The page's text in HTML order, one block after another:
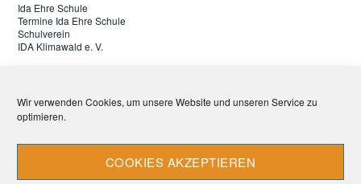
Wir verwenden Cookies, um unsere Website und unseren Service zu
optimieren.
COOKIES AKZEPTIEREN
Ida Ehre Schule
Termine Ida Ehre Schule
Schulverein
IDA Klimawald e. V.
Datenschutz
Impressum
Cookie-Richtlinie (EU)